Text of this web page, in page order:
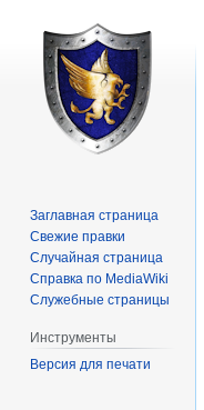
Заглавная страница
Свежие правки
Случайная страница
Справка по MediaWiki
Служебные страницы
Инструменты
Версия для печати